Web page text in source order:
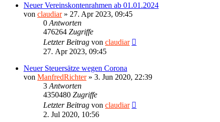
Neuer Vereinskontenrahmen ab 01.01.2024
von claudiar» 27. Apr 2023, 09:45
0 Antworten
476264 Zugriffe
Letzter Beitrag von claudiar
27. Apr 2023, 09:45
Neuer Steuersätze wegen Corona
von ManfredRichter» 3. Jun 2020, 22:39
3 Antworten
4350480 Zugriffe
Letzter Beitrag von claudiar
2. Jul 2020, 10:56